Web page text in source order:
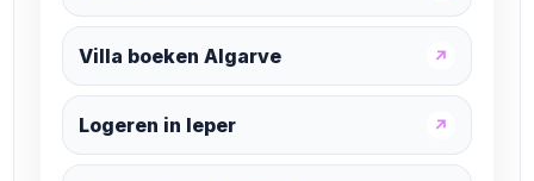
Villa boeken Algarve ↗
Logeren in Ieper ↗